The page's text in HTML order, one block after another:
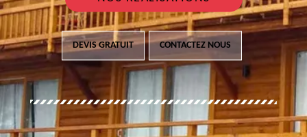
DEVIS GRATUIT CONTACTEZ NOUS